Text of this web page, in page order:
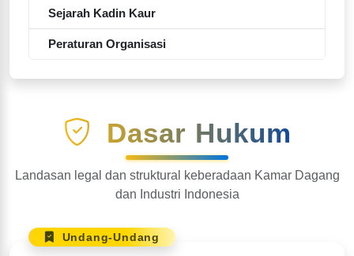
Sejarah Kadin Kaur
Peraturan Organisasi
Dasar Hukum
Landasan legal dan struktural keberadaan Kamar Dagang
dan Industri Indonesia
Undang-Undang